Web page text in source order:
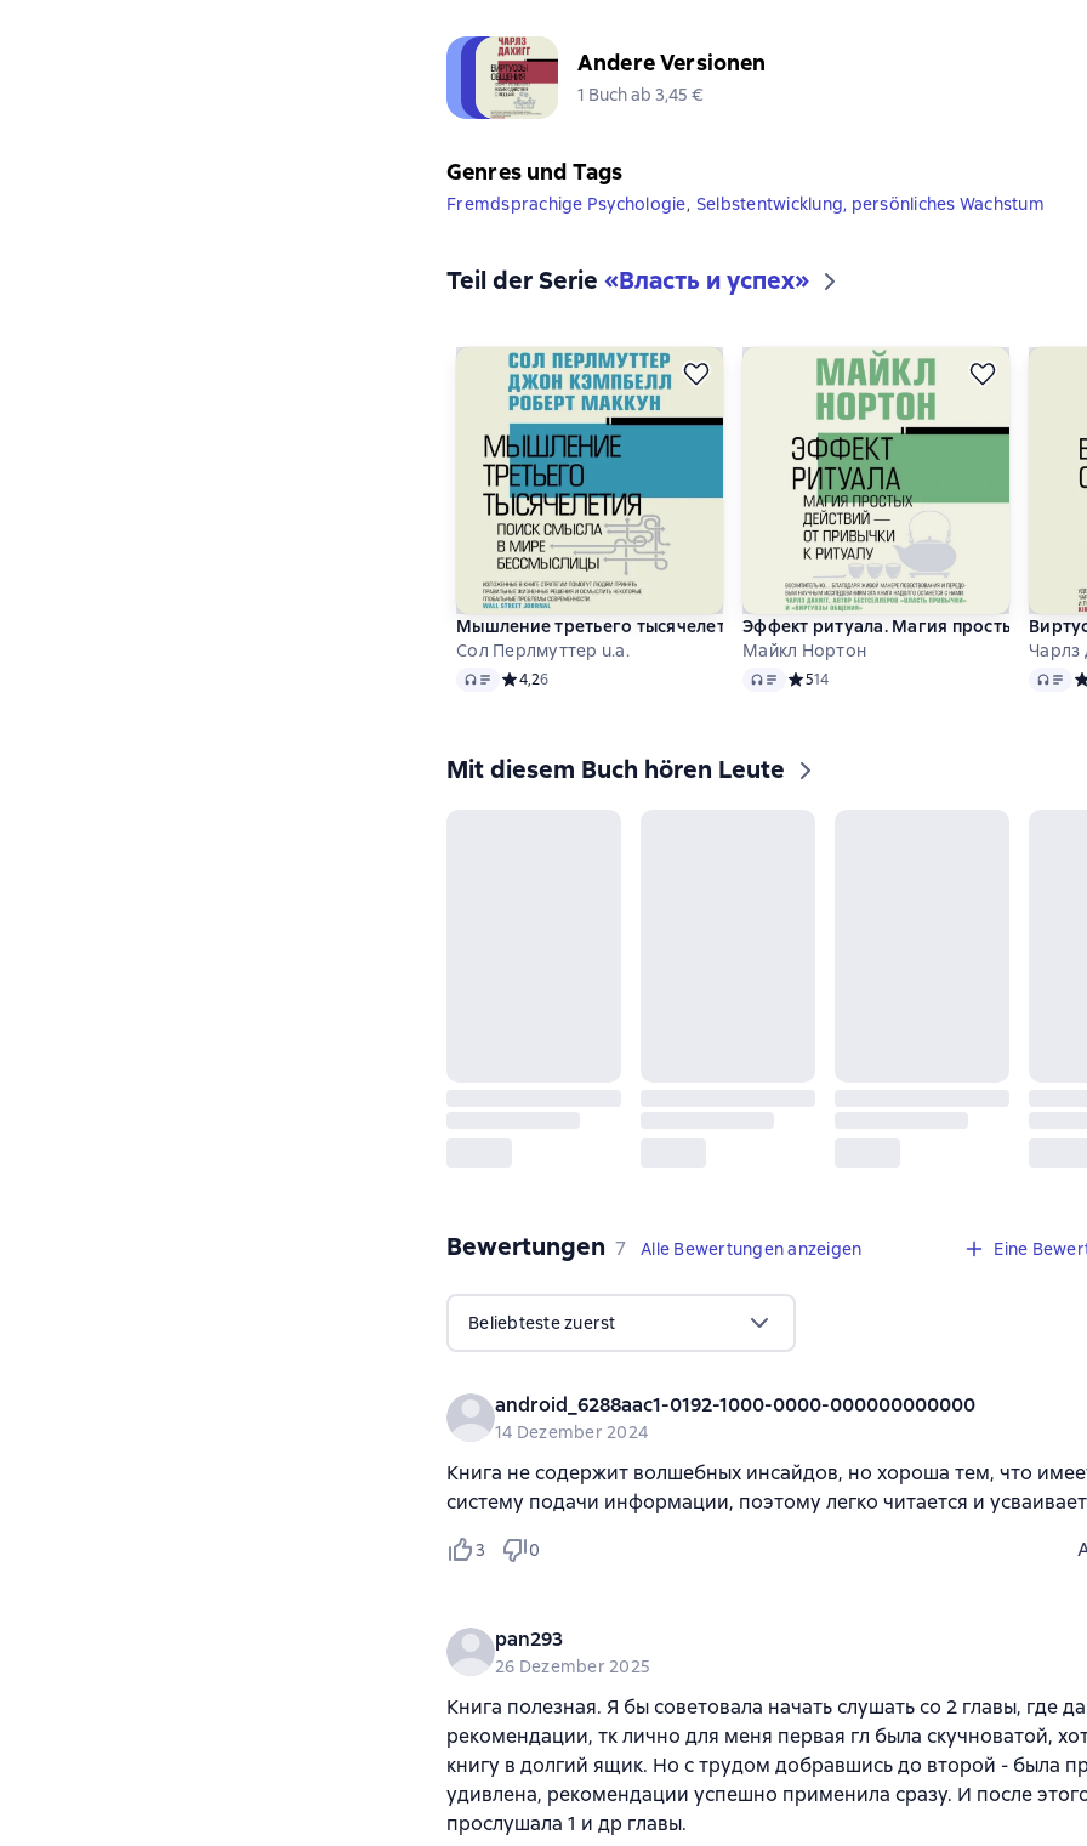
Andere Versionen
1 Buch ab 3,45 €
Genres und Tags
Fremdsprachige Psychologie, Selbstentwicklung, persönliches Wachstum
Teil der Serie «Власть и успех»
Мышление третьего тысячелетия. Поиск смысла в мире бессмыслицы
Сол Перлмуттер u.a.
Audio Средний рейтинг 4,2 на основе 6 оценок
4,26
Эффект ритуала. Магия простых
Майкл Нортон
Audio Средний рейтинг 5 на основе 14 оценок
514
Чарлз
Audio
Mit diesem Buch hören Leute
Bewertungen 7 Bewertungen
7 Alle Bewertungen anzeigen Eine
Beliebteste zuerst
android_6288aac1-0192-1000-0000-000000000000
14 Dezember 2024
Книга не содержит волшебных инсайдов, но хороша тем, что
систему подачи информации, поэтому легко читается и
3 0
pan293
26 Dezember 2025
Книга полезная. Я бы советовала начать слушать со 2 главы, где
рекомендации, тк лично для меня первая гл была скучноватой,
книгу в долгий ящик. Но с трудом добравшись до второй - была
удивлена, рекомендации успешно применила сразу. И после
прослушала 1 и др главы.